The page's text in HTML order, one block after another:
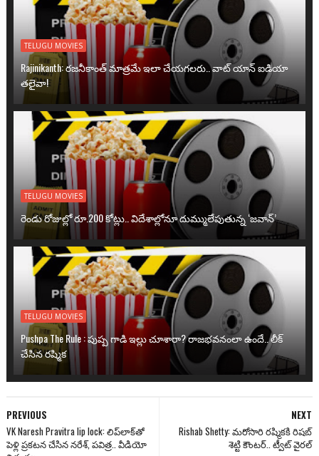
TELUGU MOVIES
Rajinikanth: రజనీకాంత్ మాత్రమే ఇలా చేయగలరు.. వాట్ యాన్ ఐడియా
తలైవా!
TELUGU MOVIES
రెండు రోజుల్లో రూ.200 కోట్లు.. విదేశాల్లోనూ దుమ్ములేపుతున్న ‘జవాన్’
TELUGU MOVIES
Pushpa The Rule : పుష్ప గాడి ఇల్లు చూశారా? రాజభవనంలా ఉందే.. లీక్
చేసిన రష్మిక
NEXT
Rishab Shetty: మరోసారి రష్మికకి రిషబ్
శెట్టి కౌంటర్.. ట్వీట్ వైరల్
PREVIOUS
VK Naresh Pravitra lip lock: లిప్‌లాక్‌తో
పెళ్లి ప్రకటన చేసిన నరేశ్, పవిత్ర.. వీడియో